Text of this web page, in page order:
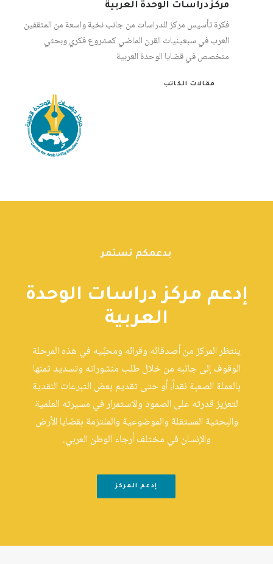
مركز دراسات الوحدة العربية
فكرة تأسيس مركز للدراسات من جانب نخبة واسعة من المثقفين
العرب في سبعينيات القرن الماضي كمشروع فكري وبحثي
متخصص في قضايا الوحدة العربية
مقالات الكاتب
بدعمكم نستمر
إدعم مركز دراسات الوحدة
العربية
ينتظر المركز من أصدقائه وقرائه ومحبِّيه في هذه المرحلة
الوقوف إلى جانبه من خلال طلب منشوراته وتسديد ثمنها
بالعملة الصعبة نقداً، أو حتى تقديم بعض التبرعات النقدية
لتعزيز قدرته على الصمود والاستمرار في مسيرته العلمية
والبحثية المستقلة والموضوعية والملتزمة بقضايا الأرض
والإنسان في مختلف أرجاء الوطن العربي.
إدعم المركز